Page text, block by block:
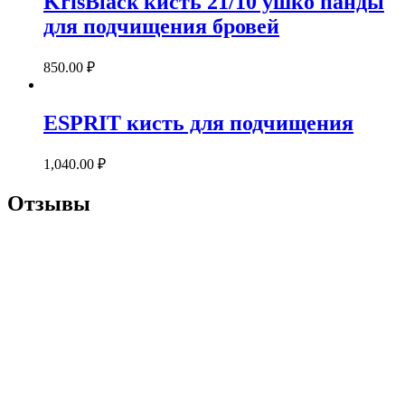
для подчищения бровей
850.00 ₽
ESPRIT кисть для подчищения
1,040.00 ₽
Отзывы